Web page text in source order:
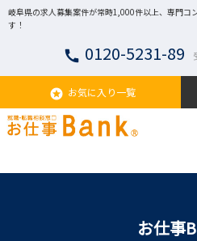
岐阜県の求人募集案件が常時1,000件以上、専門コ
す！
call 0120-5231-89
stars お気に入り一覧
お仕事